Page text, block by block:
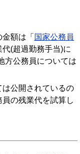
額は「 国家公務員
(超過勤務手当)に
方公務員については
公開されているの
の残業代を試算し